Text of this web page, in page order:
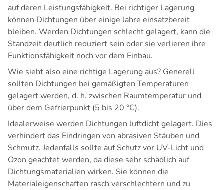
auf deren Leistungsfähigkeit. Bei richtiger Lagerung
können Dichtungen über einige Jahre einsatzbereit
bleiben. Werden Dichtungen schlecht gelagert, kann die
Standzeit deutlich reduziert sein oder sie verlieren ihre
Funktionsfähigkeit noch vor dem Einbau.
Wie sieht also eine richtige Lagerung aus? Generell
sollten Dichtungen bei gemäßigten Temperaturen
gelagert werden, d. h. zwischen Raumtemperatur und
über dem Gefrierpunkt (5 bis 20 °C).
Idealerweise werden Dichtungen luftdicht gelagert. Dies
verhindert das Eindringen von abrasiven Stäuben und
Schmutz. Jedenfalls sollte auf Schutz vor UV-Licht und
Ozon geachtet werden, da diese sehr schädlich auf
Dichtungsmaterialien wirken. Sie können die
Materialeigenschaften rasch verschlechtern und zu